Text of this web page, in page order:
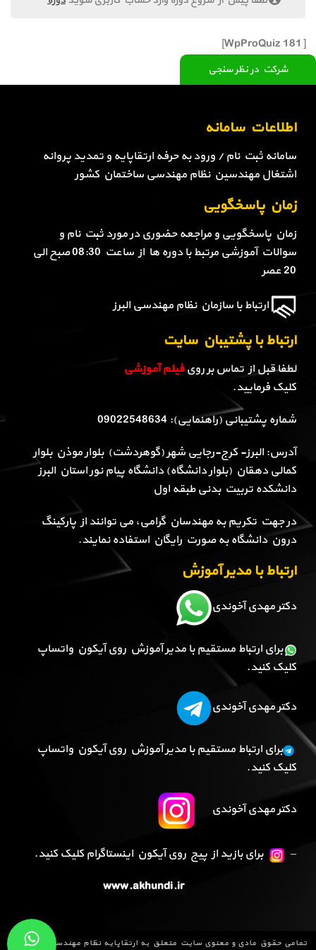
شرکت در نظر سنجی
[WpProQuiz 181]
اطلاعات سامانه
سامانه ثبت نام / ورود به حرفه ارتقاپایه و تمدید پروانه
اشتغال مهندسین نظام مهندسی ساختمان کشور
زمان پاسخگویی
زمان پاسخگویی و مراجعه حضوری در مورد ثبت نام و
سوالات آموزشی مرتبط با دوره ها از ساعت 08:30 صبح الی
20 عصر
ارتباط با سازمان نظام مهندسی البرز
ارتباط با پشتیبان سایت
لطفا قبل از تماس بر رویفیلم آموزشی
کلیک فرمایید.
شماره پشتیبانی (راهنمایی): 09022548634
آدرس: البرز- کرج-رجایی شهر (گوهردشت) بلوار موذن بلوار
کمالی دهقان (بلوار دانشگاه) دانشگاه پیام نور استان البرز
دانشکده تربیت بدنی طبقه اول
در جهت تکریم به مهندسان گرامی، می توانند از پارکینگ
درون دانشگاه به صورت رایگان استفاده نمایند.
ارتباط با مدیر آموزش
دکتر مهدی آخوندی
برای ارتباط مستقیم با مدیر آموزش روی آیکون واتساپ
کلیک کنید.
دکتر مهدی آخوندی
برای ارتباط مستقیم با مدیر آموزش روی آیکون واتساپ
کلیک کنید.
دکتر مهدی آخوندی
–
برای بازید از پیج روی آیکون اینستاگرام کلیک کنید.
www.akhundi.ir
تمامی حقوق مادی و معنوی سایت متعلق به ارتقاپایه نظام مهندسی
می باشد و